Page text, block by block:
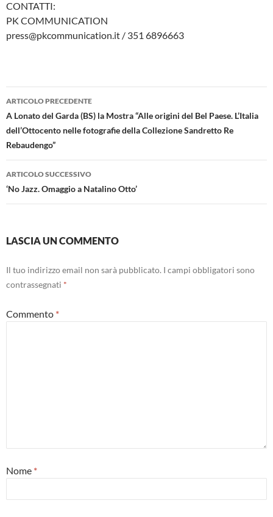
CONTATTI:
PK COMMUNICATION
press@pkcommunication.it / 351 6896663
Navigazione
articolo
ARTICOLO PRECEDENTE
A Lonato del Garda (BS) la Mostra “Alle origini del Bel Paese. L’Italia
dell’Ottocento nelle fotografie della Collezione Sandretto Re
Rebaudengo”
ARTICOLO SUCCESSIVO
‘No Jazz. Omaggio a Natalino Otto’
LASCIA UN COMMENTO
Il tuo indirizzo email non sarà pubblicato. I campi obbligatori sono
contrassegnati *
Commento *
Nome *